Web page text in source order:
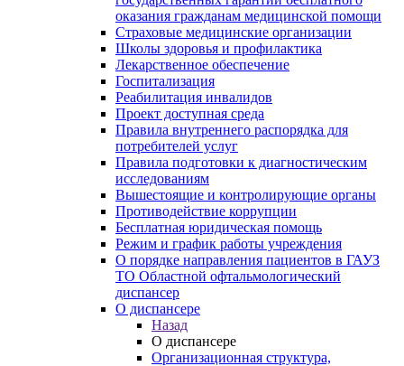
оказания гражданам медицинской помощи
Страховые медицинские организации
Школы здоровья и профилактика
Лекарственное обеспечение
Госпитализация
Реабилитация инвалидов
Проект доступная среда
Правила внутреннего распорядка для
потребителей услуг
Правила подготовки к диагностическим
исследованиям
Вышестоящие и контролирующие органы
Противодействие коррупции
Бесплатная юридическая помощь
Режим и график работы учреждения
О порядке направления пациентов в ГАУЗ
ТО Областной офтальмологический
диспансер
О диспансере
Назад
О диспансере
Организационная структура,